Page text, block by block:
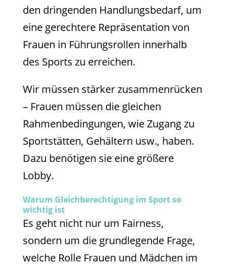
den dringenden Handlungsbedarf, um
eine gerechtere Repräsentation von
Frauen in Führungsrollen innerhalb
des Sports zu erreichen.
Wir müssen stärker zusammenrücken
­­­­– Frauen müssen die gleichen
Rahmenbedingungen, wie Zugang zu
Sportstätten, Gehältern usw., haben.
Dazu benötigen sie eine größere
Lobby.
Warum Gleichberechtigung im Sport so
wichtig ist
Es geht nicht nur um Fairness,
sondern um die grundlegende Frage,
welche Rolle Frauen und Mädchen im